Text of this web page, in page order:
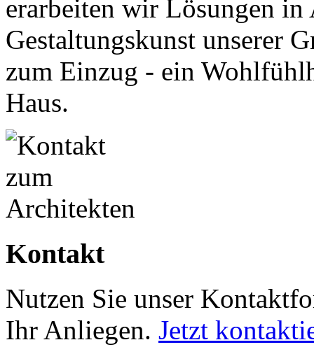
erarbeiten wir Lösungen
Gestaltungskunst unserer
zum Einzug - ein
Haus.
Kontakt
Nutzen Sie unser
Ihr Anliegen. Jetzt